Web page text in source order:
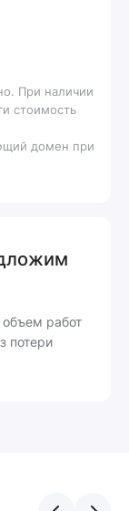
на
до
их
При наличии
стоимость
домен при
работ
потери